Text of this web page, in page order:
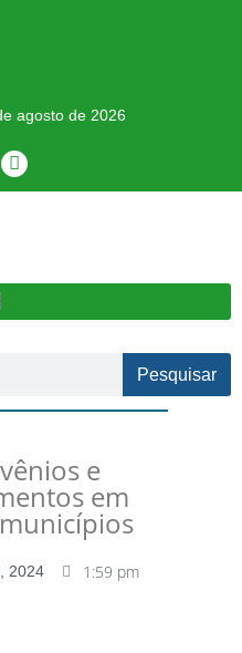
agosto de 2026
Pesquisar
e
em
2024 1:59 pm